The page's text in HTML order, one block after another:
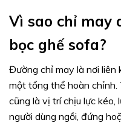
Vì sao chỉ may
bọc ghế sofa?
Đường chỉ may là nơi
một tổng thể hoàn chỉnh.
cũng là vị trí chịu lực kéo,
người dùng ngồi, đứng